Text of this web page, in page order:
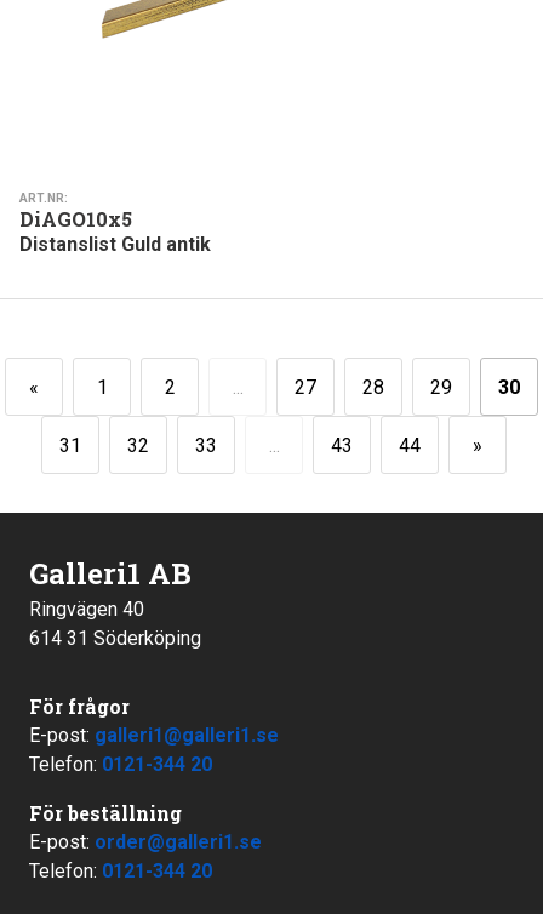
ART.NR:
DiAGO10x5
Distanslist Guld antik
« 1 2 ... 27 28 29 30
31 32 33 ... 43 44 »
Galleri1 AB
Ringvägen 40
614 31 Söderköping
För frågor
E-post: galleri1@galleri1.se
Telefon: 0121-344 20
För beställning
E-post: order@galleri1.se
Telefon: 0121-344 20